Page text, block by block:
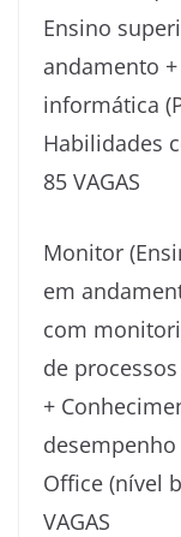
Ensino
andamento
informática
Habilidades
85 VAGAS
Monitor
em
com
de
+
Office (nível
VAGAS